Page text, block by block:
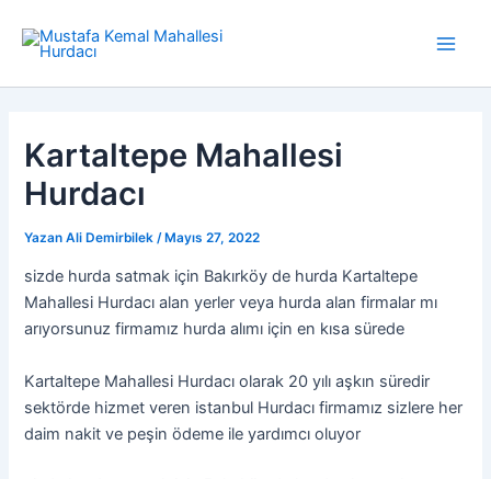
atla
Kartaltepe Mahallesi
Hurdacı
Yazan Ali Demirbilek /Mayıs 27, 2022
sizde hurda satmak için Bakırköy de hurda Kartaltepe
Mahallesi Hurdacı alan yerler veya hurda alan firmalar mı
arıyorsunuz firmamız hurda alımı için en kısa sürede
Kartaltepe Mahallesi Hurdacı olarak 20 yılı aşkın süredir
sektörde hizmet veren istanbul Hurdacı firmamız sizlere her
daim nakit ve peşin ödeme ile yardımcı oluyor